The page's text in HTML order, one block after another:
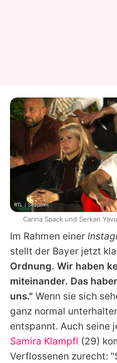
Im Rahmen einer
stellt der Bayer jetzt
Ordnung. Wir haben
miteinander. Das
uns." Wenn sie sich
ganz normal
entspannt. Auch seine
Samira Klampfl (29)
Verflossenen zurecht:
RTL / Seapoint
Carina Spack und Serkan